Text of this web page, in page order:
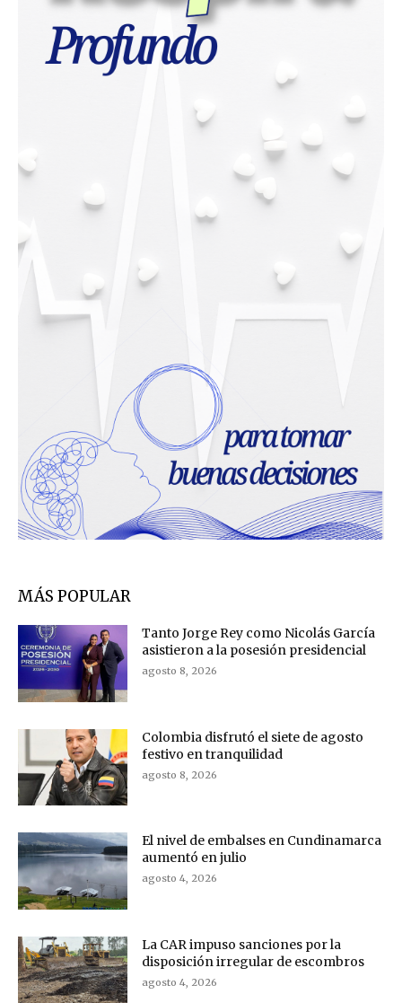
MÁS POPULAR
Tanto Jorge Rey como Nicolás García
asistieron a la posesión presidencial
agosto 8, 2026
Colombia disfrutó el siete de agosto
festivo en tranquilidad
agosto 8, 2026
El nivel de embalses en Cundinamarca
aumentó en julio
agosto 4, 2026
La CAR impuso sanciones por la
disposición irregular de escombros
agosto 4, 2026